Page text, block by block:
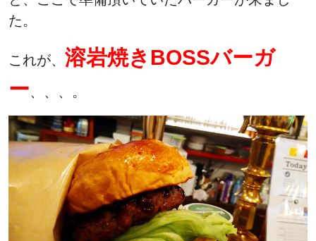
た。
これが、 溶岩焼きBOSSバーガ
ー、、、。